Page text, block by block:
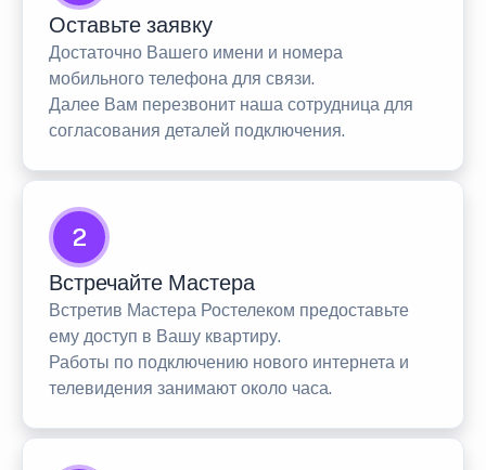
Оставьте заявку
Достаточно Вашего имени и номера
мобильного телефона для связи.
Далее Вам перезвонит наша сотрудница для
согласования деталей подключения.
2
Встречайте Мастера
Встретив Мастера Ростелеком предоставьте
ему доступ в Вашу квартиру.
Работы по подключению нового интернета и
телевидения занимают около часа.